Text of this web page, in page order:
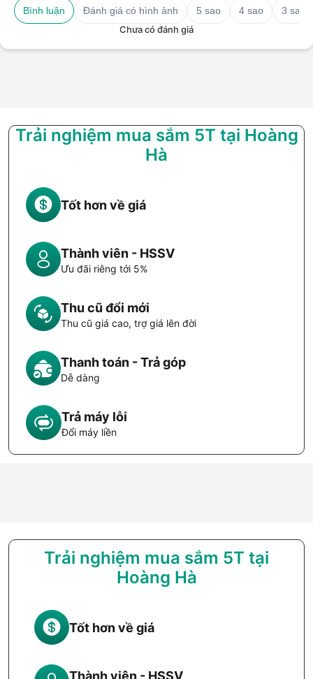
Bình luận Đánh giá có hình ảnh 5 sao 4 sao
3 sao
Chưa có đánh giá
Trải nghiệm mua sắm 5T tại Hoàng
Hà
Tốt hơn về giá
Thành viên - HSSV
Ưu đãi riêng tới 5%
Thu cũ đổi mới
Thu cũ giá cao, trợ giá lên đời
Thanh toán - Trả góp
Dễ dàng
Trả máy lỗi
Đổi máy liền
Trải nghiệm mua sắm 5T tại
Hoàng Hà
Tốt hơn về giá